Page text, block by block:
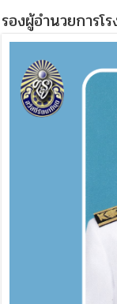
รองผู้อำนวยการโร